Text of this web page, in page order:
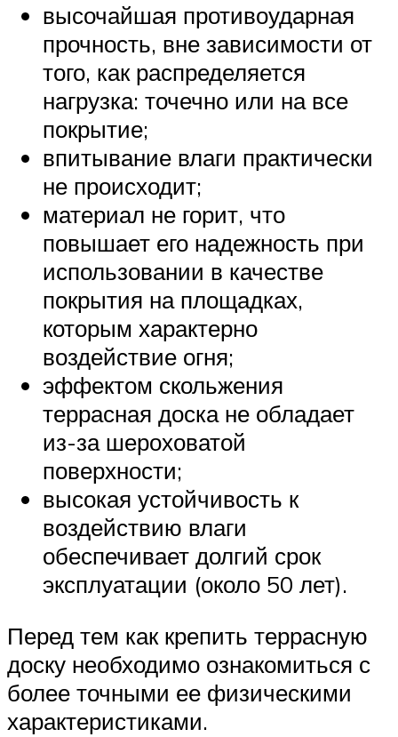
высочайшая противоударная
прочность, вне зависимости от
того, как распределяется
нагрузка: точечно или на все
покрытие;
впитывание влаги практически
не происходит;
материал не горит, что
повышает его надежность при
использовании в качестве
покрытия на площадках,
которым характерно
воздействие огня;
эффектом скольжения
террасная доска не обладает
из-за шероховатой
поверхности;
высокая устойчивость к
воздействию влаги
обеспечивает долгий срок
эксплуатации (около 50 лет).
Перед тем как крепить террасную
доску необходимо ознакомиться с
более точными ее физическими
характеристиками.